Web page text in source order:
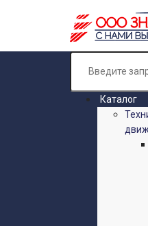
Каталог